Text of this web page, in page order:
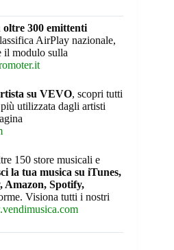
300 emittenti
AirPlay nazionale,
il modulo sulla
su VEVO, scopri tutti
utilizzata dagli artisti
150 store musicali e
la tua musica su iTunes,
Amazon, Spotify,
Visiona tutti i nostri